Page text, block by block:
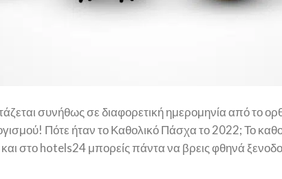
συνήθως σε διαφορετική ημερομηνία από το
Πότε ήταν το Καθολικό Πάσχα το 2022; Το
στο hotels24 μπορείς πάντα να βρεις φθηνά